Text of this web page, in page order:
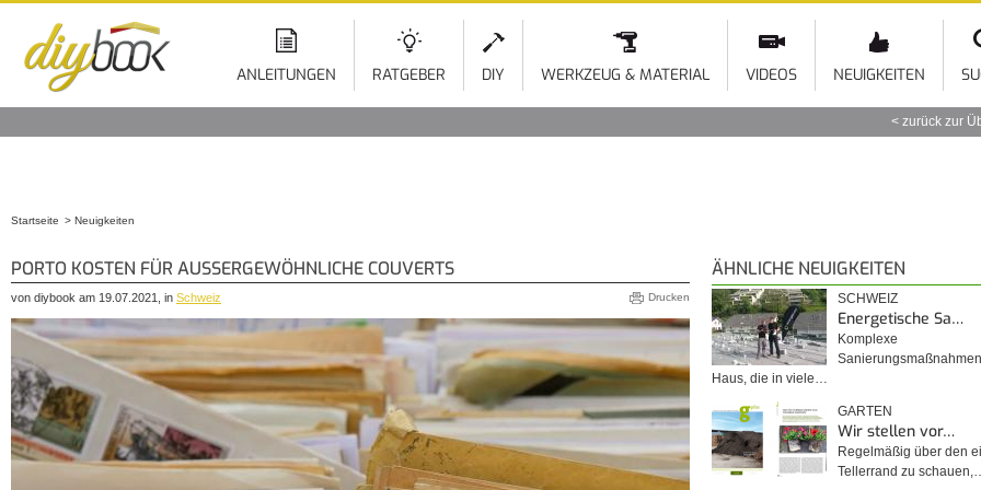
ANLEITUNGEN RATGEBER DIY WERKZEUG & MATERIAL VIDEOS NEUIGKEITEN
zurück zur
Startseite Neuigkeiten
PORTO KOSTEN FÜR AUSSERGEWÖHNLICHE COUVERTS
von diybook am 19.07.2021, in Schweiz Drucken
ÄHNLICHE NEUIGKEITEN
SCHWEIZ
Energetische Sa…
Komplexe
Haus, die in viele…
GARTEN
Wir stellen vor…
Regelmäßig über den
Tellerrand zu